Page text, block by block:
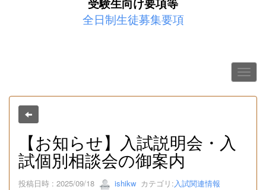
受験生向け要項等
全日制生徒募集要項
【お知らせ】入試説明会・入
試個別相談会の御案内
投稿日時 : 2025/09/18 ishikw カテゴリ:入試関連情報